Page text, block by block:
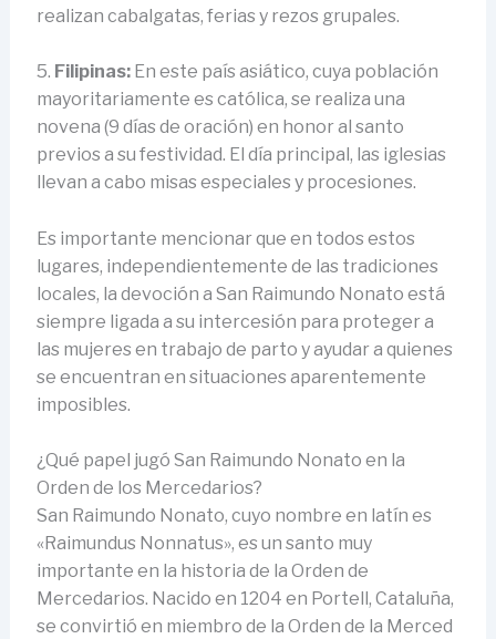
realizan cabalgatas, ferias y rezos grupales.
5. Filipinas:En este país asiático, cuya población
mayoritariamente es católica, se realiza una
novena (9 días de oración) en honor al santo
previos a su festividad. El día principal, las iglesias
llevan a cabo misas especiales y procesiones.
Es importante mencionar que en todos estos
lugares, independientemente de las tradiciones
locales, la devoción a San Raimundo Nonato está
siempre ligada a su intercesión para proteger a
las mujeres en trabajo de parto y ayudar a quienes
se encuentran en situaciones aparentemente
imposibles.
¿Qué papel jugó San Raimundo Nonato en la
Orden de los Mercedarios?
San Raimundo Nonato, cuyo nombre en latín es
«Raimundus Nonnatus», es un santo muy
importante en la historia de la Orden de
Mercedarios. Nacido en 1204 en Portell, Cataluña,
se convirtió en miembro de la Orden de la Merced